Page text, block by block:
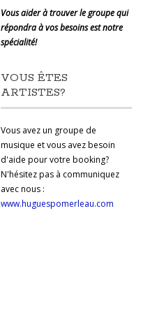
Vous aider à trouver le groupe qui
répondra à vos besoins est notre
spécialité!
VOUS ÊTES
ARTISTES?
Vous avez un groupe de
musique et vous avez besoin
d'aide pour votre booking?
N'hésitez pas à communiquez
avec nous :
www.huguespomerleau.com